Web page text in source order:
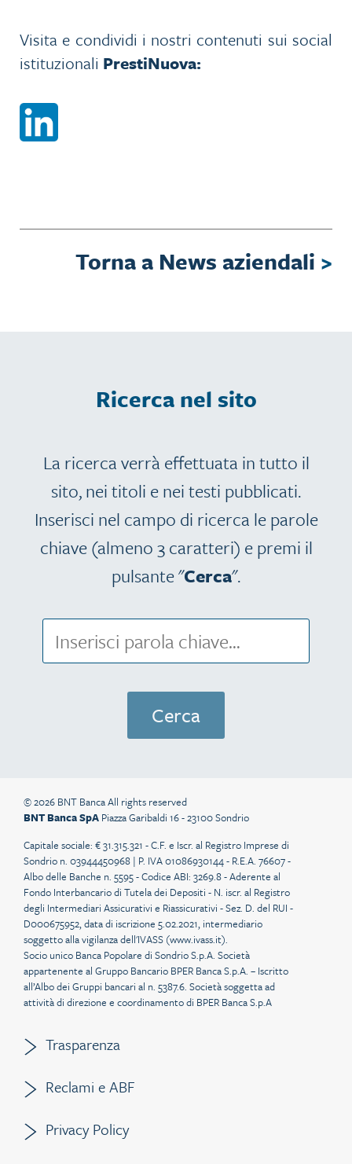
Visita e condividi i nostri contenuti sui social
istituzionali PrestiNuova:
Torna a News aziendali >
Ricerca nel sito
La ricerca verrà effettuata in tutto il
sito, nei titoli e nei testi pubblicati.
Inserisci nel campo di ricerca le parole
chiave (almeno 3 caratteri) e premi il
pulsante "Cerca".
© 2026 BNT Banca All rights reserved
BNT Banca SpA Piazza Garibaldi 16 - 23100 Sondrio
Capitale sociale: € 31.315.321 - C.F. e Iscr. al Registro Imprese di
Sondrio n. 03944450968 | P. IVA 01086930144 - R.E.A. 76607 -
Albo delle Banche n. 5595 - Codice ABI: 3269.8 - Aderente al
Fondo Interbancario di Tutela dei Depositi - N. iscr. al Registro
degli Intermediari Assicurativi e Riassicurativi - Sez. D. del RUI -
D000675952, data di iscrizione 5.02.2021, intermediario
soggetto alla vigilanza dell'IVASS (www.ivass.it).
Socio unico Banca Popolare di Sondrio S.p.A. Società
appartenente al Gruppo Bancario BPER Banca S.p.A. – Iscritto
all’Albo dei Gruppi bancari al n. 5387.6. Società soggetta ad
attività di direzione e coordinamento di BPER Banca S.p.A
Trasparenza
Reclami e ABF
Privacy Policy